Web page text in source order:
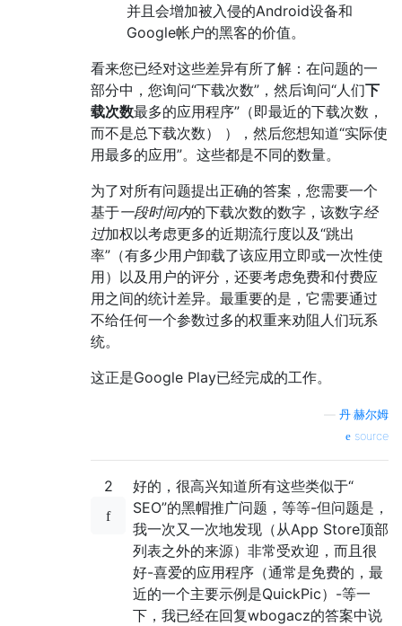
并且会增加被入侵的Android设备和
Google帐户的黑客的价值。
看来您已经对这些差异有所了解：在问题的一
部分中，您询问“下载次数”，然后询问“人们下
载次数最多的应用程序”（即最近的下载次数，
而不是总下载次数） ），然后您想知道“实际使
用最多的应用”。这些都是不同的数量。
为了对所有问题提出正确的答案，您需要一个
基于一段时间内的下载次数的数字，该数字经
过加权以考虑更多的近期流行度以及“跳出
率”（有多少用户卸载了该应用立即或一次性使
用）以及用户的评分，还要考虑免费和付费应
用之间的统计差异。最重要的是，它需要通过
不给任何一个参数过多的权重来劝阻人们玩系
统。
这正是Google Play已经完成的工作。
丹·赫尔姆
source
2
好的，很高兴知道所有这些类似于“
SEO”的黑帽推广问题，等等-但问题是，
我一次又一次地发现（从App Store顶部
列表之外的来源）非常受欢迎，而且很
好-喜爱的应用程序（通常是免费的，最
近的一个主要示例是QuickPic）-等一
下，我已经在回复wbogacz的答案中说